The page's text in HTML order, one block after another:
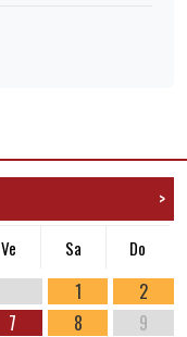
>
Ve Sa Do
1
2
7 8 9